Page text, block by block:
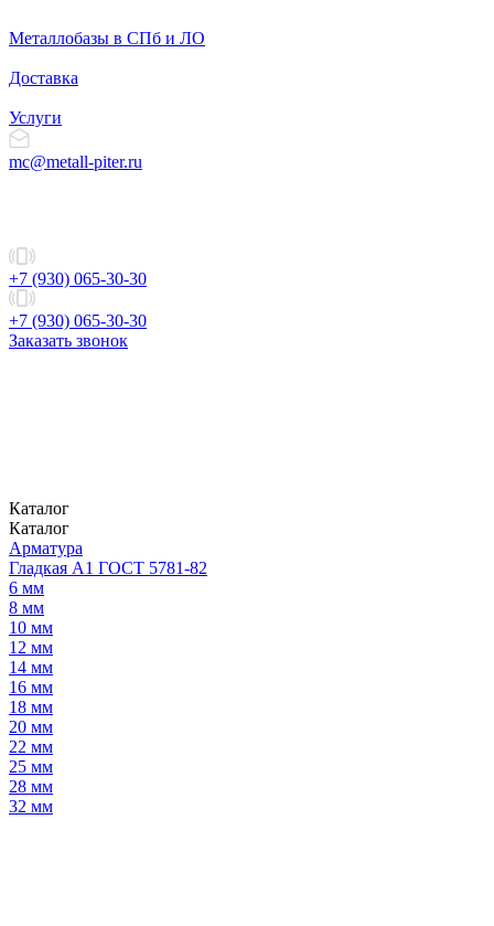
Металлобазы в СПб и ЛО
Доставка
Услуги
mc@metall-piter.ru
+7 (930) 065-30-30
+7 (930) 065-30-30
Заказать звонок
Каталог
Каталог
Арматура
Гладкая А1 ГОСТ 5781-82
6 мм
8 мм
10 мм
12 мм
14 мм
16 мм
18 мм
20 мм
22 мм
25 мм
28 мм
32 мм